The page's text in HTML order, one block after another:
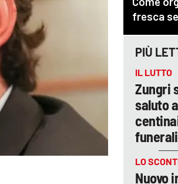
PIÙ
IL LUTTO
Zungri
saluto
LO
Nuovo